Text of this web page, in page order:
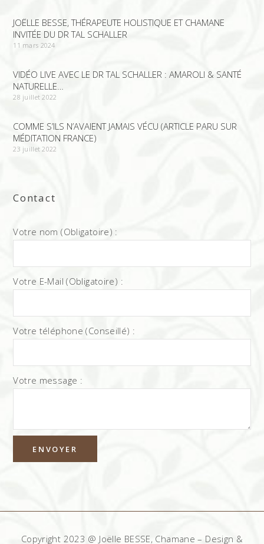
JOËLLE BESSE, THÉRAPEUTE HOLISTIQUE ET CHAMANE
INVITÉE DU DR TAL SCHALLER
11 mars 2024
VIDÉO LIVE AVEC LE DR TAL SCHALLER : AMAROLI & SANTÉ
NATURELLE…
28 juillet 2022
COMME S’ILS N’AVAIENT JAMAIS VÉCU (ARTICLE PARU SUR
MÉDITATION FRANCE)
23 juillet 2022
Contact
Votre nom (Obligatoire) :
Votre E-Mail (Obligatoire) :
Votre téléphone (Conseillé) :
Votre message :
Copyright 2023 @ Joëlle BESSE, Chamane – Design &